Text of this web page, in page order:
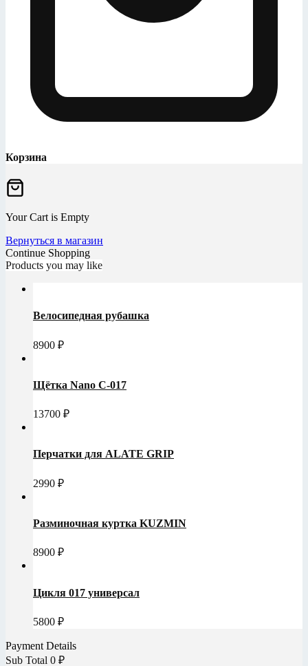
Корзина
Your Cart is Empty
Вернуться в магазин
Continue Shopping
Products you may like
Велосипедная рубашка
8900 ₽
Щётка Nano C-017
13700 ₽
Перчатки для ALATE GRIP
2990 ₽
Разминочная куртка KUZMIN
8900 ₽
Цикля 017 универсал
5800 ₽
Payment Details
Sub Total 0 ₽